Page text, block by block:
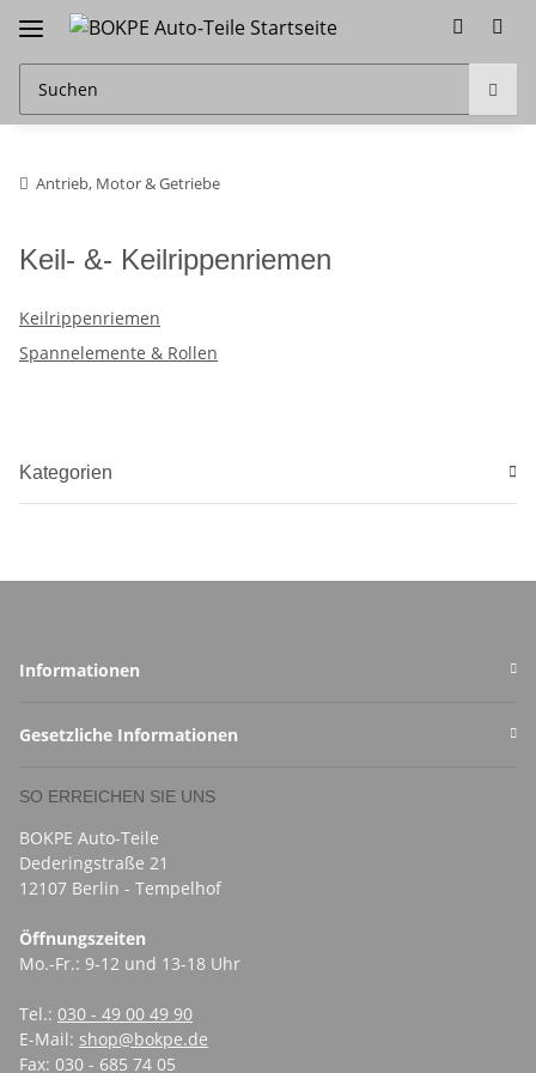
Antrieb, Motor & Getriebe
Keil- &- Keilrippenriemen
Keilrippenriemen
Spannelemente & Rollen
Kategorien
Informationen
Gesetzliche Informationen
SO ERREICHEN SIE UNS
BOKPE Auto-Teile
Dederingstraße 21
12107 Berlin - Tempelhof
Öffnungszeiten
Mo.-Fr.: 9-12 und 13-18 Uhr
Tel.: 030 - 49 00 49 90
E-Mail: shop@bokpe.de
Fax: 030 - 685 74 05